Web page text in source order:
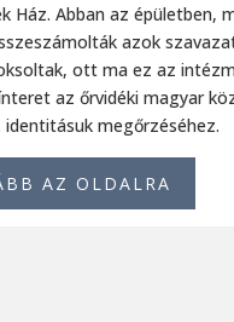
Ház. Abban az épületben,
azok
ott ma ez az
az őrvidéki magyar
identitásuk megőrzéséhez.
AZ OLDALRA